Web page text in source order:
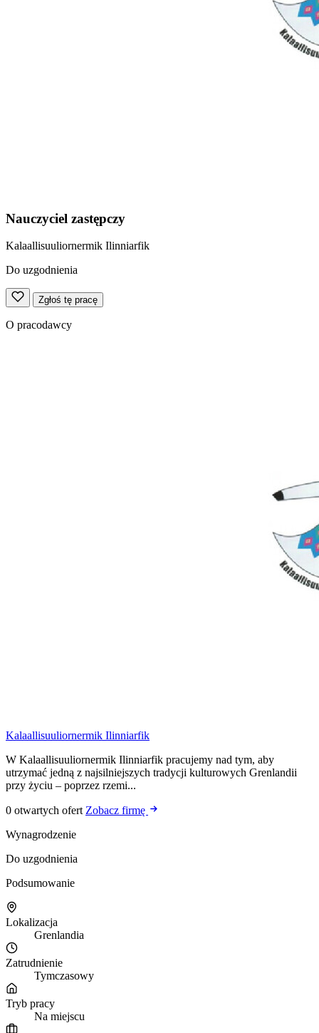
Nauczyciel zastępczy
Kalaallisuuliornermik Ilinniarfik
Do uzgodnienia
Zgłoś tę pracę
O pracodawcy
Kalaallisuuliornermik Ilinniarfik
W Kalaallisuuliornermik Ilinniarfik pracujemy nad tym, aby
utrzymać jedną z najsilniejszych tradycji kulturowych Grenlandii
przy życiu – poprzez rzemi...
0 otwartych ofert Zobacz firmę
Wynagrodzenie
Do uzgodnienia
Podsumowanie
Lokalizacja
Grenlandia
Zatrudnienie
Tymczasowy
Tryb pracy
Na miejscu